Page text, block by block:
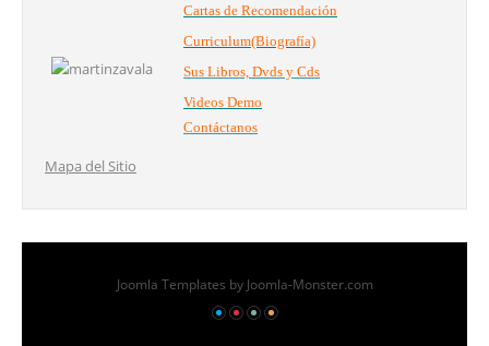
Cartas de Recomendación
Curriculum(Biografía)
Sus Libros, Dvds y Cds
Videos Demo
Contáctanos
Mapa del Sitio
Joomla Templates by Joomla-Monster.com